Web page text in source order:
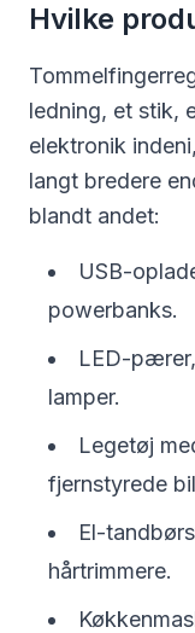
Hvilke
ledning, et stik,
elektronik
langt bredere
blandt andet:
USB-
powerbanks.
LED-
lamper.
Legetøj
fjernstyrede
El-
hårtrimmere.